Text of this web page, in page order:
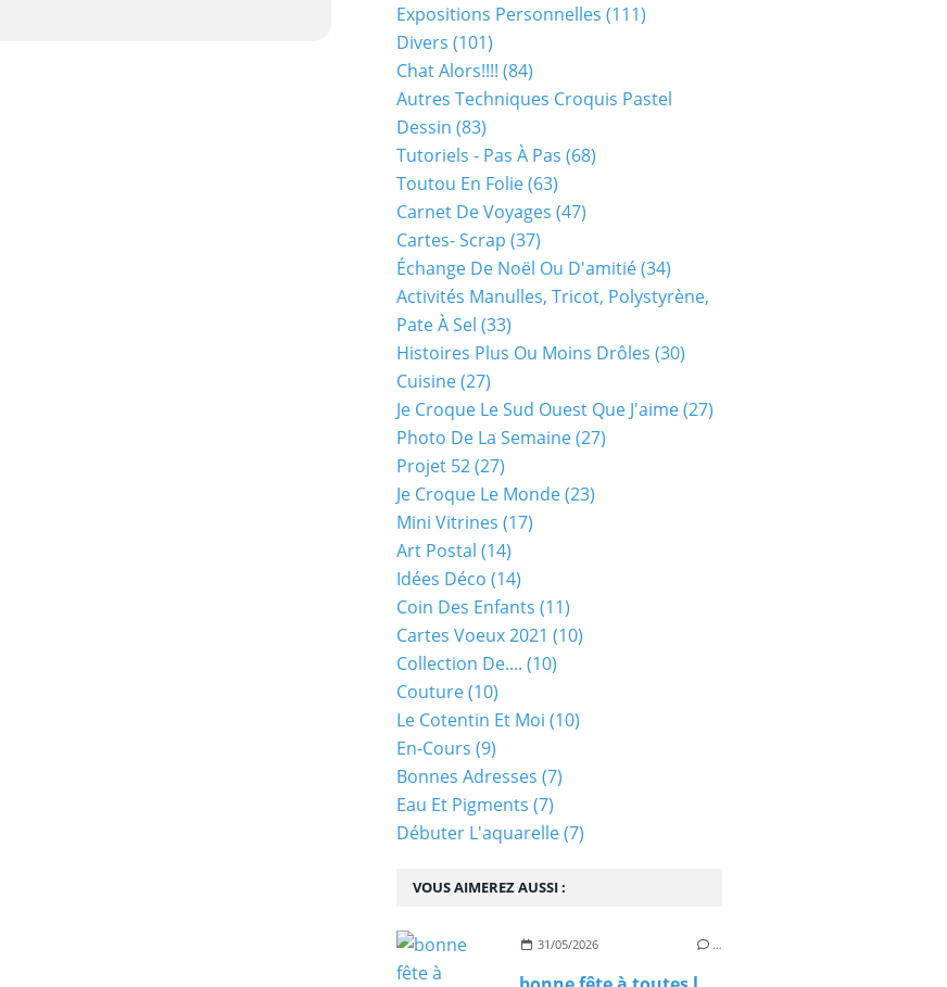
VOUS AIMEREZ AUSSI :
31/05/2026 …
Expositions Personnelles (111)
Divers (101)
Chat Alors!!!! (84)
Autres Techniques Croquis Pastel
Dessin (83)
Tutoriels - Pas À Pas (68)
Toutou En Folie(63)
Carnet De Voyages (47)
Cartes- Scrap (37)
Échange De Noël Ou D'amitié(34)
Activités Manulles, Tricot, Polystyrène,
Pate À Sel (33)
Histoires Plus Ou Moins Drôles (30)
Cuisine(27)
Je Croque Le Sud Ouest Que J'aime(27)
Photo De La Semaine(27)
Projet 52(27)
Je Croque Le Monde(23)
Mini Vitrines (17)
Art Postal (14)
Idées Déco (14)
Coin Des Enfants (11)
Cartes Voeux 2021 (10)
Collection De.... (10)
Couture(10)
Le Cotentin Et Moi (10)
En-Cours (9)
Bonnes Adresses (7)
Eau Et Pigments (7)
Débuter L'aquarelle(7)